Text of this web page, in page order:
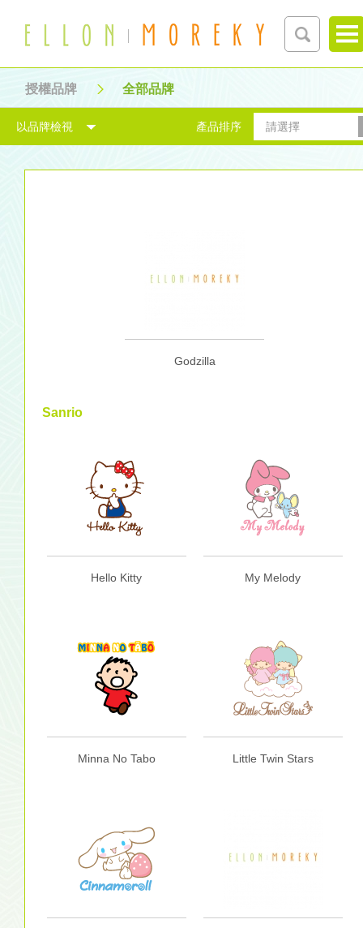
授權品牌 全部品牌
產品排序 請選擇
以品牌檢視
Godzilla
Sanrio
Hello Kitty My Melody
Minna No Tabo Little Twin Stars